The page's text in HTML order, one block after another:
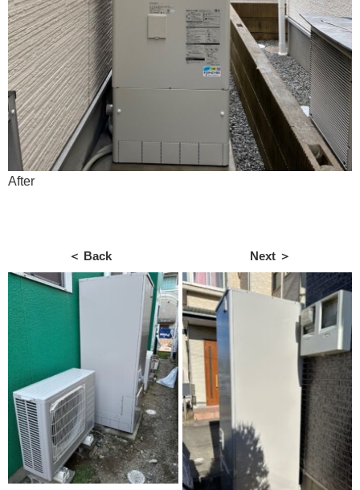
After
＜ Back Next ＞